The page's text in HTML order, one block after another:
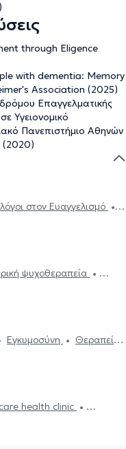
through Eligence
with dementia: Memory
Association (2025)
Επαγγελματικής
Υγειονομικό
Πανεπιστήμιο Αθηνών
(2020)
στον Ευαγγελισμό
Εξάρχεια
Ψυχολόγοι
ψυχοθεραπεία
ατόμων με άνοια
Life
Εγκυμοσύνη
Θεραπεία
health clinic